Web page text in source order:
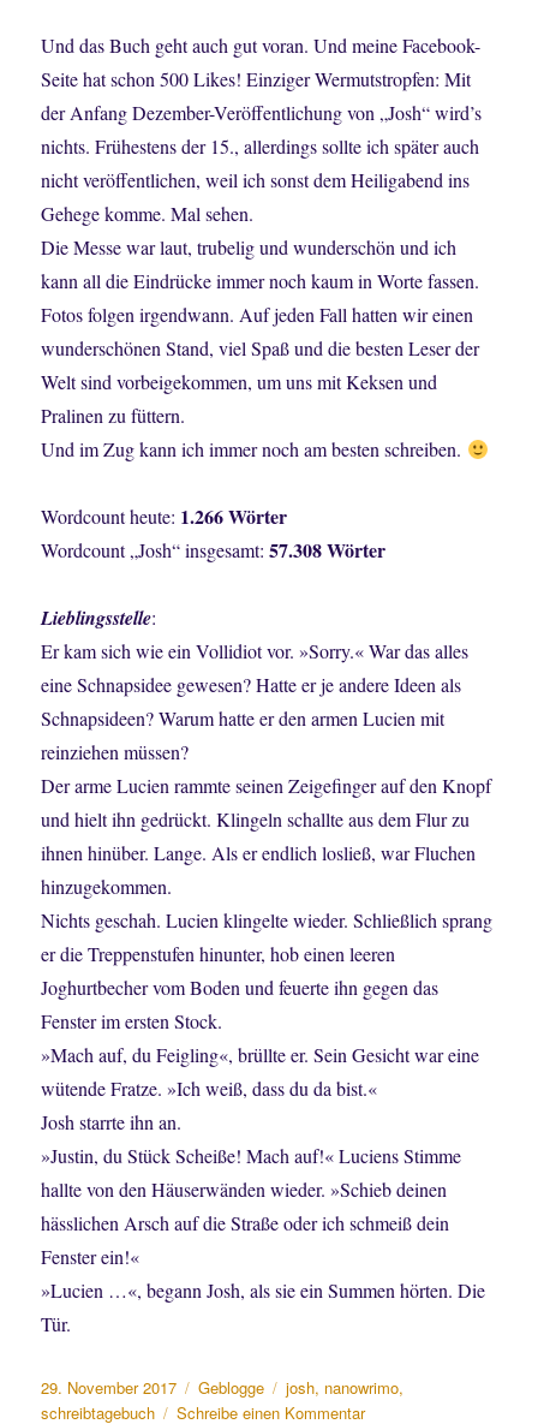
Und das Buch geht auch gut voran. Und meine Facebook-
Seite hat schon 500 Likes! Einziger Wermutstropfen: Mit
der Anfang Dezember-Veröffentlichung von „Josh“ wird’s
nichts. Frühestens der 15., allerdings sollte ich später auch
nicht veröffentlichen, weil ich sonst dem Heiligabend ins
Gehege komme. Mal sehen.
Die Messe war laut, trubelig und wunderschön und ich
kann all die Eindrücke immer noch kaum in Worte fassen.
Fotos folgen irgendwann. Auf jeden Fall hatten wir einen
wunderschönen Stand, viel Spaß und die besten Leser der
Welt sind vorbeigekommen, um uns mit Keksen und
Pralinen zu füttern.
Und im Zug kann ich immer noch am besten schreiben.
Wordcount heute: 1.266 Wörter
Wordcount „Josh“ insgesamt:57.308 Wörter
Lieblingsstelle:
Er kam sich wie ein Vollidiot vor. »Sorry.« War das alles
eine Schnapsidee gewesen? Hatte er je andere Ideen als
Schnapsideen? Warum hatte er den armen Lucien mit
reinziehen müssen?
Der arme Lucien rammte seinen Zeigefinger auf den Knopf
und hielt ihn gedrückt. Klingeln schallte aus dem Flur zu
ihnen hinüber. Lange. Als er endlich losließ, war Fluchen
hinzugekommen.
Nichts geschah. Lucien klingelte wieder. Schließlich sprang
er die Treppenstufen hinunter, hob einen leeren
Joghurtbecher vom Boden und feuerte ihn gegen das
Fenster im ersten Stock.
»Mach auf, du Feigling«, brüllte er. Sein Gesicht war eine
wütende Fratze. »Ich weiß, dass du da bist.«
Josh starrte ihn an.
»Justin, du Stück Scheiße! Mach auf!« Luciens Stimme
hallte von den Häuserwänden wieder. »Schieb deinen
hässlichen Arsch auf die Straße oder ich schmeiß dein
Fenster ein!«
»Lucien …«, begann Josh, als sie ein Summen hörten. Die
Tür.
Veröffentlicht
am
29. November 2017 Kategorien
Geblogge Schlagwörter
josh, nanowrimo,
schreibtagebuch
Schreibe einen Kommentarzu